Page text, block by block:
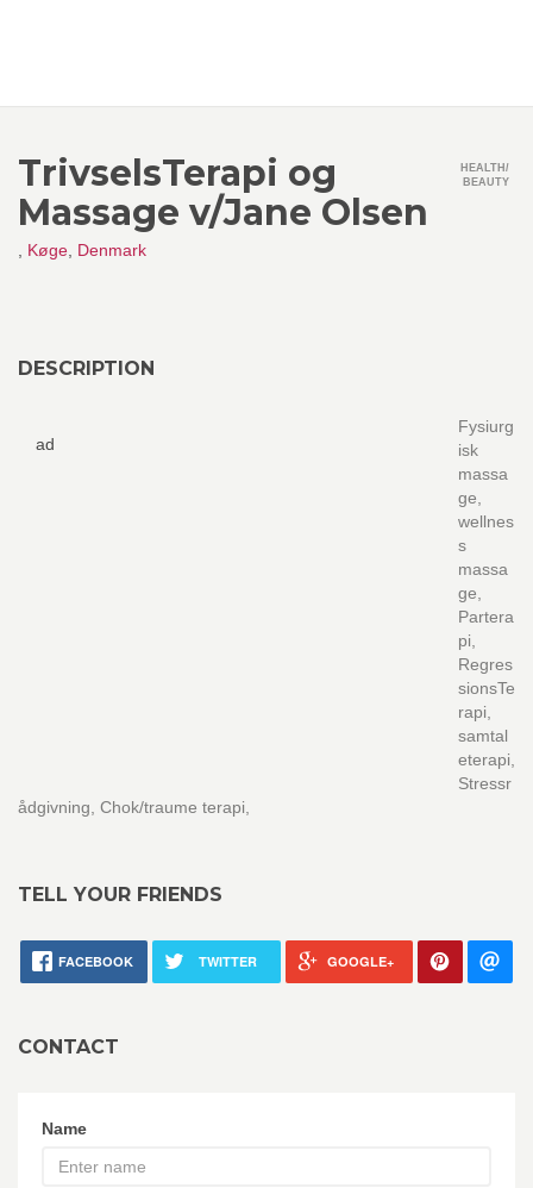
TrivselsTerapi og
Massage v/Jane Olsen
Køge Denmark
HEALTH/
BEAUTY
DESCRIPTION
ad
Fysiurg
isk
massa
ge,
wellnes
s
massa
ge,
Partera
pi,
Regres
sionsTe
rapi,
samtal
eterapi,
Stressr
ådgivning, Chok/traume terapi,
TELL YOUR FRIENDS
FACEBOOK TWITTER GOOGLE+
CONTACT
Name